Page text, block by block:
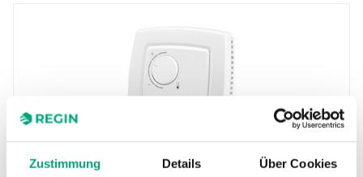
Zustimmung Details Über Cookies
REGIN